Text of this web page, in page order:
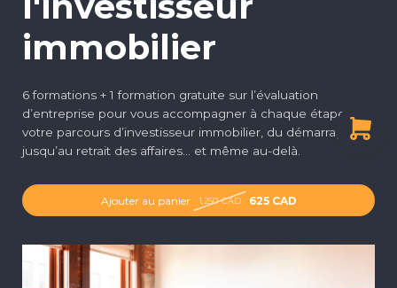
immobilier
6 formations + 1 formation gratuite sur l’évaluation
d’entreprise pour vous accompagner à chaque étape de
votre parcours d’investisseur immobilier, du démarrage
jusqu’au retrait des affaires… et même au-delà.
Ajouter au panier 1,250 CAD 625 CAD